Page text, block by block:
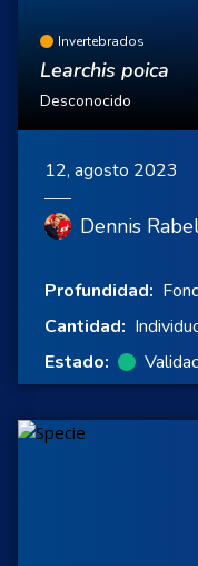
Invertebrados
Learchis poica
Desconocido
12, agosto 2023
Dennis
Profundidad:
Cantidad:
Estado: